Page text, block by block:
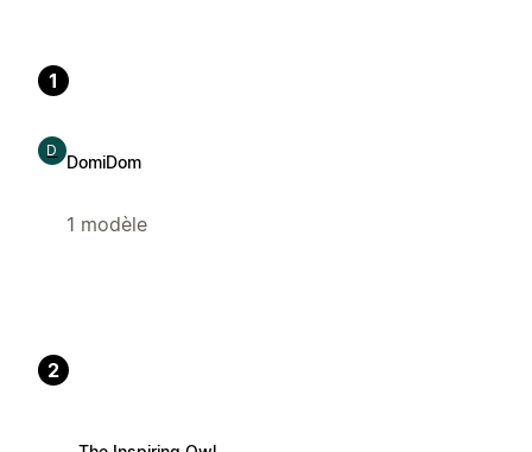
1
D
DomiDom
1 modèle
2